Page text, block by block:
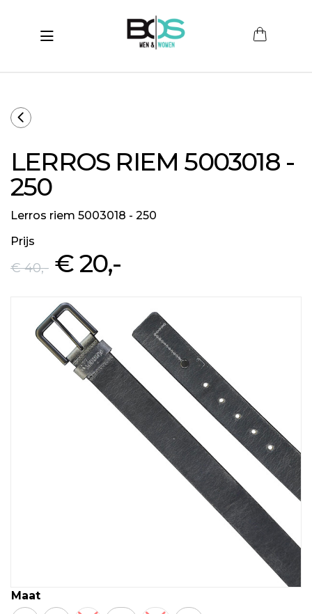
(Men)
(Sale)
Toggle navigation
LERROS RIEM 5003018 -
250
Lerros riem 5003018 - 250
Prijs
€ 40,- € 20,-
Maat